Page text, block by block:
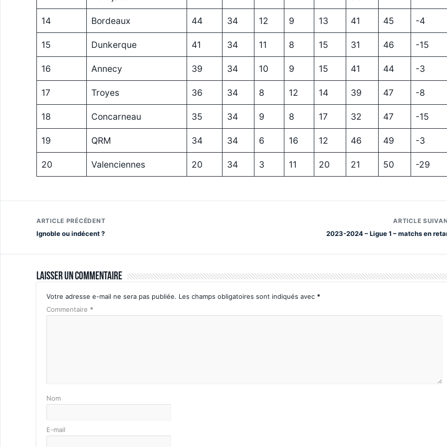
14 Bordeaux 44 34 12 9 13 41 45 -4
15 Dunkerque 41 34 11 8 15 31 46 -15
16 Annecy 39 34 10 9 15 41 44 -3
17 Troyes 36 34 8 12 14 39 47 -8
18 Concarneau 35 34 9 8 17 32 47 -15
19 QRM 34 34 6 16 12 46 49 -3
20 Valenciennes 20 34 3 11 20 21 50 -29
ARTICLE PRÉCÉDENT
Ignoble ou indécent ?
ARTICLE
2023-2024 – Ligue 1 – matchs en
Laisser un commentaire
Votre adresse e-mail ne sera pas publiée. Les champs obligatoires sont indiqués avec *
Commentaire *
Nom
E-mail